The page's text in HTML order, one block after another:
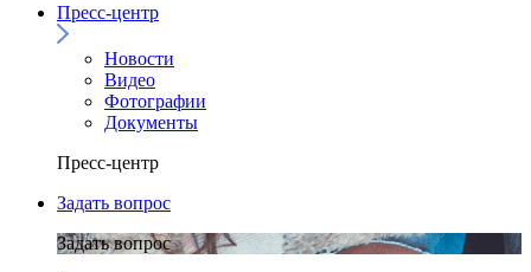
Пресс-центр
Новости
Видео
Фотографии
Документы
Пресс-центр
Задать вопрос
Задать вопрос